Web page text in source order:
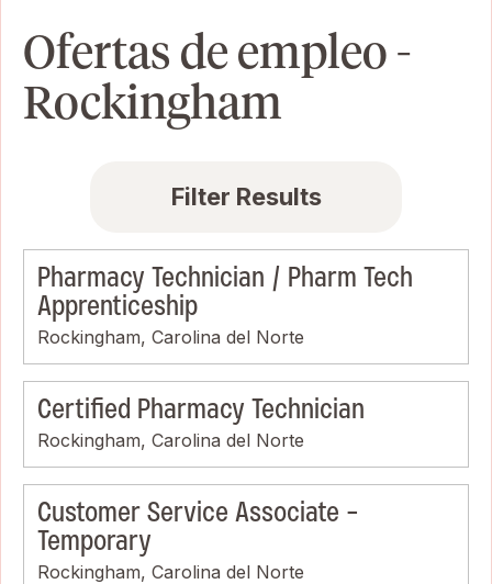
Ofertas de empleo -
Rockingham
Filter Results
Pharmacy Technician / Pharm Tech
Apprenticeship
Rockingham, Carolina del Norte
Certified Pharmacy Technician
Rockingham, Carolina del Norte
Customer Service Associate -
Temporary
Rockingham, Carolina del Norte